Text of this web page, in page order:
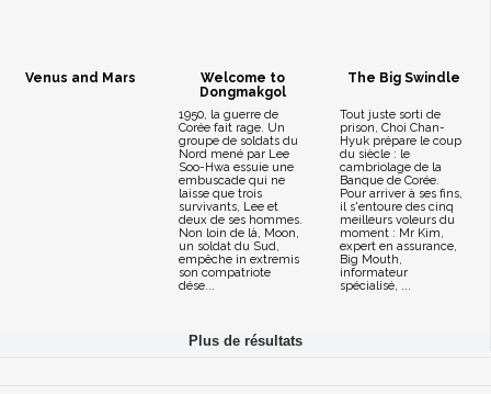
Venus and Mars
Welcome to
Dongmakgol
1950, la guerre de
Corée fait rage. Un
groupe de soldats du
Nord mené par Lee
Soo-Hwa essuie une
embuscade qui ne
laisse que trois
survivants, Lee et
deux de ses hommes.
Non loin de là, Moon,
un soldat du Sud,
empêche in extremis
son compatriote
dése...
The Big Swindle
Tout juste sorti de
prison, Choi Chan-
Hyuk prépare le coup
du siècle : le
cambriolage de la
Banque de Corée.
Pour arriver à ses fins,
il s'entoure des cinq
meilleurs voleurs du
moment : Mr Kim,
expert en assurance,
Big Mouth,
informateur
spécialisé, ...